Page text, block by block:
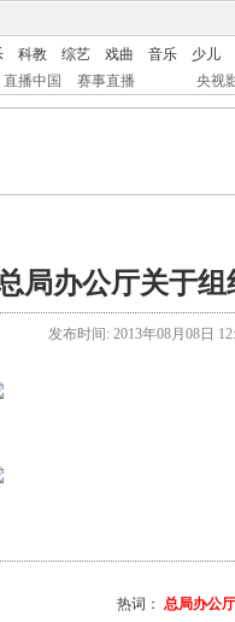
科教 综艺 戏曲 音乐
少儿
直播中国 赛事直播 央视
局办公厅关于
发布时间: 2013年08月08日
热词： 总局办